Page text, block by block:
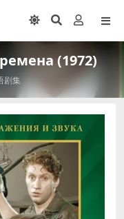
(1972)
剧集